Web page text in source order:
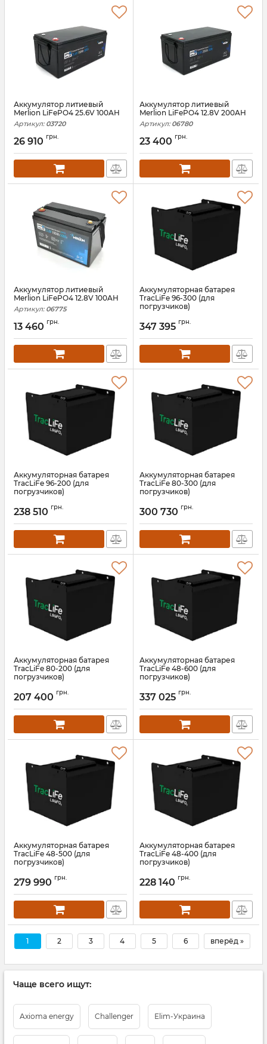
Аккумулятор литиевый
Merlion LiFePO4 25.6V 100AH
Артикул: 03720
26 910 грн.
Аккумулятор литиевый
Merlion LiFePO4 12.8V 200AH
Артикул: 06780
23 400 грн.
Аккумулятор литиевый
Merlion LiFePO4 12.8V 100AH
Артикул: 06775
13 460 грн.
Аккумуляторная батарея
TracLiFe 96-300 (для
погрузчиков)
347 395 грн.
Аккумуляторная батарея
TracLiFe 96-200 (для
погрузчиков)
238 510 грн.
Аккумуляторная батарея
TracLiFe 80-300 (для
погрузчиков)
300 730 грн.
Аккумуляторная батарея
TracLiFe 80-200 (для
погрузчиков)
207 400 грн.
Аккумуляторная батарея
TracLiFe 48-600 (для
погрузчиков)
337 025 грн.
Аккумуляторная батарея
TracLiFe 48-500 (для
погрузчиков)
279 990 грн.
Аккумуляторная батарея
TracLiFe 48-400 (для
погрузчиков)
228 140 грн.
1 2 3 4 5 6 вперёд »
Чаще всего ищут:
Axioma energy Challenger Elim-Украина